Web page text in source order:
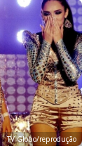
TV Globo/reprodução